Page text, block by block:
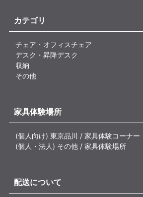
カテゴリ
チェア・オフィスチェア
デスク・昇降デスク
収納
その他
家具体験場所
(個人向け) 東京品川 / 家具体験コーナー
(個人・法人) その他 / 家具体験場所
配送について